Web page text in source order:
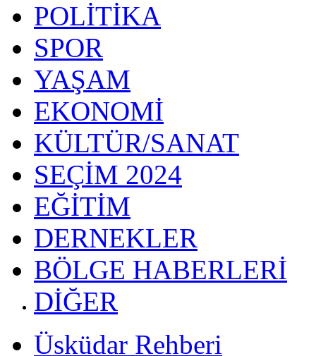
POLİTİKA
SPOR
YAŞAM
EKONOMİ
KÜLTÜR/SANAT
SEÇİM 2024
EĞİTİM
DERNEKLER
BÖLGE HABERLERİ
DİĞER
Üsküdar Rehberi